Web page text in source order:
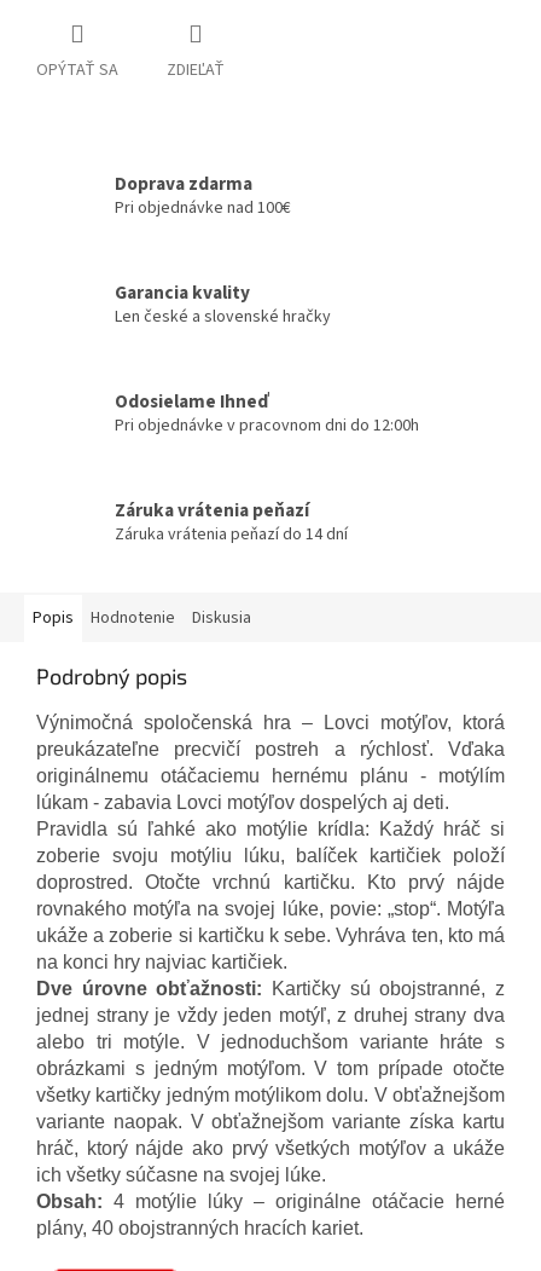
OPÝTAŤ SA ZDIEĽAŤ
Doprava zdarma
Pri objednávke nad 100€
Garancia kvality
Len české a slovenské hračky
Odosielame Ihneď
Pri objednávke v pracovnom dni do 12:00h
Záruka vrátenia peňazí
Záruka vrátenia peňazí do 14 dní
Popis Hodnotenie Diskusia
Podrobný popis
Výnimočná spoločenská hra – Lovci motýľov, ktorá
preukázateľne precvičí postreh a rýchlosť. Vďaka
originálnemu otáčaciemu hernému plánu - motýlím
lúkam - zabavia Lovci motýľov dospelých aj deti.
Pravidla sú ľahké ako motýlie krídla: Každý hráč si
zoberie svoju motýliu lúku, balíček kartičiek položí
doprostred. Otočte vrchnú kartičku. Kto prvý nájde
rovnakého motýľa na svojej lúke, povie: „stop“. Motýľa
ukáže a zoberie si kartičku k sebe. Vyhráva ten, kto má
na konci hry najviac kartičiek.
Dve úrovne obťažnosti: Kartičky sú obojstranné, z
jednej strany je vždy jeden motýľ, z druhej strany dva
alebo tri motýle. V jednoduchšom variante hráte s
obrázkami s jedným motýľom. V tom prípade otočte
všetky kartičky jedným motýlikom dolu. V obťažnejšom
variante naopak. V obťažnejšom variante získa kartu
hráč, ktorý nájde ako prvý všetkých motýľov a ukáže
ich všetky súčasne na svojej lúke.
Obsah: 4 motýlie lúky – originálne otáčacie herné
plány, 40 obojstranných hracích kariet.